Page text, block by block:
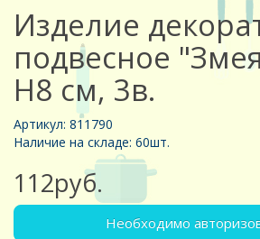
Изделие
подвесное
H8 см, 3в.
Артикул: 811790
Наличие на складе: 60шт.
112руб.
Необходимо